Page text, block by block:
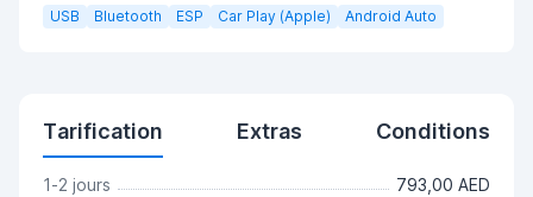
USB Bluetooth ESP Car Play (Apple) Android Auto
Tarification Extras Conditions
1-2 jours
793,00 AED